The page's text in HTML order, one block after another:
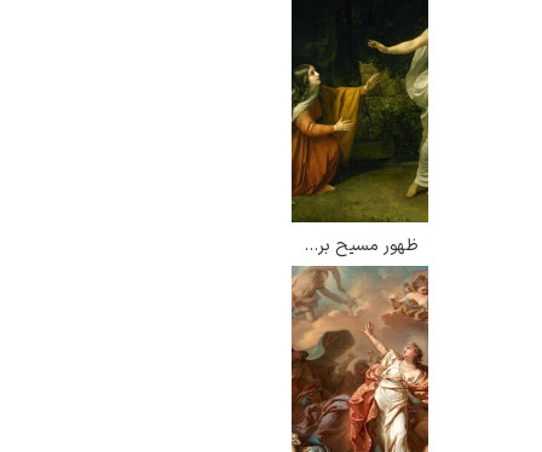
ادگار دگا
لودویگ دویچ
ظهور مسیح بر مریم مجدلیه پس از رستاخیز – الکساندر ایوانف